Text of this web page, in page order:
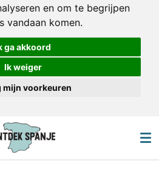
en om te begrijpen
vandaan komen.
ga akkoord
Ik weiger
mijn voorkeuren